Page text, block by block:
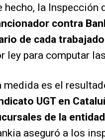
hecho, la Inspección
contra
de cada
ley para computar
medida es el
UGT en
de la
aseguró a los